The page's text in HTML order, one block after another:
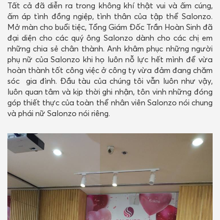
Tất cả đã diễn ra trong không khí thật vui và ấm cúng,
ấm áp tình đồng ngiệp, tình thân của tập thể Salonzo.
Mở màn cho buổi tiệc, Tổng Giám Đốc Trần Hoàn Sinh đã
đại diện cho các quý ông Salonzo dành cho các chị em
những chia sẻ chân thành. Anh khâm phục những người
phụ nữ của Salonzo khi họ luôn nỗ lực hết mình để vừa
hoàn thành tốt công việc ở công ty vừa đảm đang chăm
sóc gia đình. Đầu tàu của chúng tôi vẫn luôn như vậy,
luôn quan tâm và kịp thời ghi nhận, tôn vinh những đóng
góp thiết thực của toàn thể nhân viên Salonzo nói chung
và phái nữ Salonzo nói riêng.